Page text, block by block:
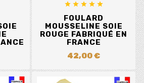
    
FOULARD
MOUSSELINE SOIE
ROUGE FABRIQUÉ EN
FRANCE
42,00 €